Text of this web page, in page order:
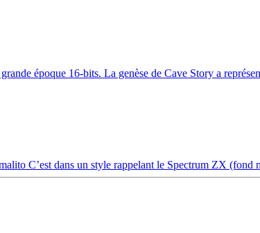
époque 16-bits. La genèse de Cave Story a
C’est dans un style rappelant le Spectrum ZX (fond